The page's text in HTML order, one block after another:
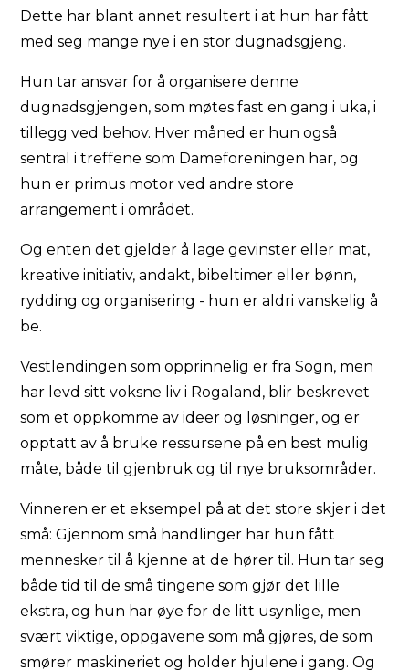
Dette har blant annet resultert i at hun har fått
med seg mange nye i en stor dugnadsgjeng.
Hun tar ansvar for å organisere denne
dugnadsgjengen, som møtes fast en gang i uka, i
tillegg ved behov. Hver måned er hun også
sentral i treffene som Dameforeningen har, og
hun er primus motor ved andre store
arrangement i området.
Og enten det gjelder å lage gevinster eller mat,
kreative initiativ, andakt, bibeltimer eller bønn,
rydding og organisering - hun er aldri vanskelig å
be.
Vestlendingen som opprinnelig er fra Sogn, men
har levd sitt voksne liv i Rogaland, blir beskrevet
som et oppkomme av ideer og løsninger, og er
opptatt av å bruke ressursene på en best mulig
måte, både til gjenbruk og til nye bruksområder.
Vinneren er et eksempel på at det store skjer i det
små: Gjennom små handlinger har hun fått
mennesker til å kjenne at de hører til. Hun tar seg
både tid til de små tingene som gjør det lille
ekstra, og hun har øye for de litt usynlige, men
svært viktige, oppgavene som må gjøres, de som
smører maskineriet og holder hjulene i gang. Og